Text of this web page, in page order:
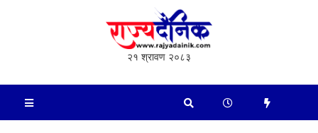
२१ श्रावण २०८३